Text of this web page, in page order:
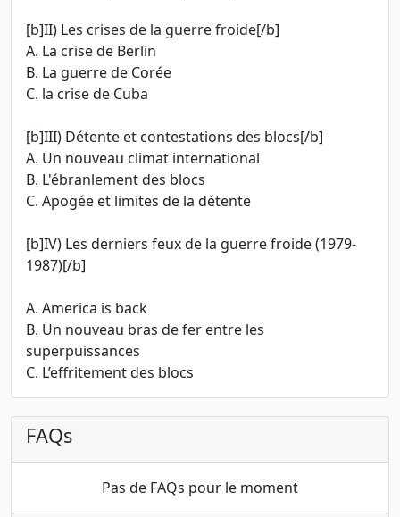
[b]II) Les crises de la guerre froide[/b]
A. La crise de Berlin
B. La guerre de Corée
C. la crise de Cuba
[b]III) Détente et contestations des blocs[/b]
A. Un nouveau climat international
B. L'ébranlement des blocs
C. Apogée et limites de la détente
[b]IV) Les derniers feux de la guerre froide (1979-
1987)[/b]
A. America is back
B. Un nouveau bras de fer entre les
superpuissances
C. L’effritement des blocs
FAQs
Pas de FAQs pour le moment